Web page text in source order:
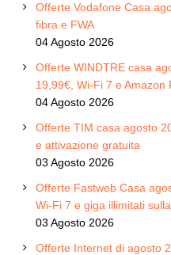
Offerte Vodafone Casa
fibra e FWA
04 Agosto 2026
Offerte WINDTRE casa
19,99€, Wi-Fi 7 e Amazon
04 Agosto 2026
Offerte TIM casa agosto
e attivazione gratuita
03 Agosto 2026
Offerte Fastweb Casa
Wi-Fi 7 e giga illimitati
03 Agosto 2026
Offerte Internet di agosto